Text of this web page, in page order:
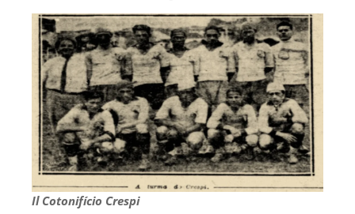
Il Cotonifício Crespi